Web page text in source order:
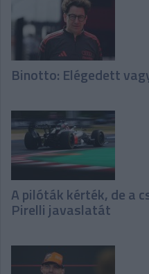
Binotto: Elégedett
A pilóták kérték, de a
Pirelli javaslatát